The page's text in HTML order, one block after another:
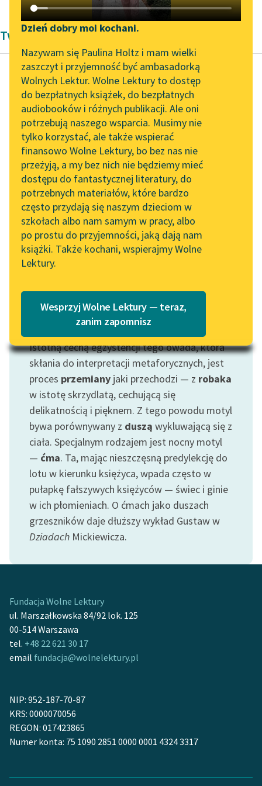
Katalog DAISY
Podkasty o książkach
Zgłoś brak utworu
Aktualności
Spotkanie z Katarzyną
Tunkiel w Oslo
Wolne Lektury na 32.
Pol’and’Rock Festivalu
„Kochanek Lady
Chatterley” do słuchania
na Wolnych Lekturach
Nowy audiobook –
„Marzenie o Oriencie”
Sophie Elkan
Kolekcja Nadwyraz.com x
Wolne Lektury – idealna na
Lektury szkolne i klasyka
literatury do słuchania dla
uczennic i uczniów z
niepełnosprawnościami
E-kolekcja lektur
szkolnych i literatury do
słuchania dla uczennic i
uczniów z
niepełnosprawnościami
Feministyczne inspiracje.
Popularyzacja
skandynawskiej literatury
feministycznej
Ręce pełne poezji
twórców przechodzących
do domeny publicznej,
lektur szkolnych oraz
Starego Testamentu
Odkurzamy bohaterów
Lektur
Narzędzia
Mapa Wolnych Lektur
Leśmianator
Przewodnik dla piszących i
czytających
API
OAI-PMH
Widget Wolnych Lektur
Przypisy
Katalog w formacie PDF
O nas
Kontakt
Dzień dobry moi kochani.
Nazywam się Paulina Holtz i mam wielki
zaszczyt i przyjemność być ambasadorką
Wolnych Lektur. Wolne Lektury to dostęp
do bezpłatnych książek, do bezpłatnych
audiobooków i różnych publikacji. Ale oni
potrzebują naszego wsparcia. Musimy nie
tylko korzystać, ale także wspierać
finansowo Wolne Lektury, bo bez nas nie
przeżyją, a my bez nich nie będziemy mieć
dostępu do fantastycznej literatury, do
potrzebnych materiałów, które bardzo
często przydają się naszym dzieciom w
szkołach albo nam samym w pracy, albo
po prostu do przyjemności, jaką dają nam
książki. Także kochani, wspierajmy Wolne
Lektury.
Wesprzyj Wolne Lektury — teraz,
zanim zapomnisz
Twórczość Jana Grabowskiego
Jan Grabowski
Puc, Bursztyn i
goście
— Bursztyn, tylko niech
ci się nie zdaje —
zaczął Pucek i urwał,
bo właśnie nad
krzakami...
Czytaj więcej
Motyw: Motyl
Istotną cechą egzystencji tego owada, która
skłania do interpretacji metaforycznych, jest
proces przemiany jaki przechodzi — z robaka
w istotę skrzydlatą, cechującą się
delikatnością i pięknem. Z tego powodu motyl
bywa porównywany z duszą wykluwającą się z
ciała. Specjalnym rodzajem jest nocny motyl
— ćma. Ta, mając nieszczęsną predylekcję do
lotu w kierunku księżyca, wpada często w
pułapkę fałszywych księżyców — świec i ginie
w ich płomieniach. O ćmach jako duszach
grzeszników daje dłuższy wykład Gustaw w
Dziadach Mickiewicza.
Fundacja Wolne Lektury
ul. Marszałkowska 84/92 lok. 125
00-514 Warszawa
tel. +48 22 621 30 17
email fundacja@wolnelektury.pl
NIP: 952-187-70-87
KRS: 0000070056
REGON: 017423865
Numer konta: 75 1090 2851 0000 0001 4324 3317